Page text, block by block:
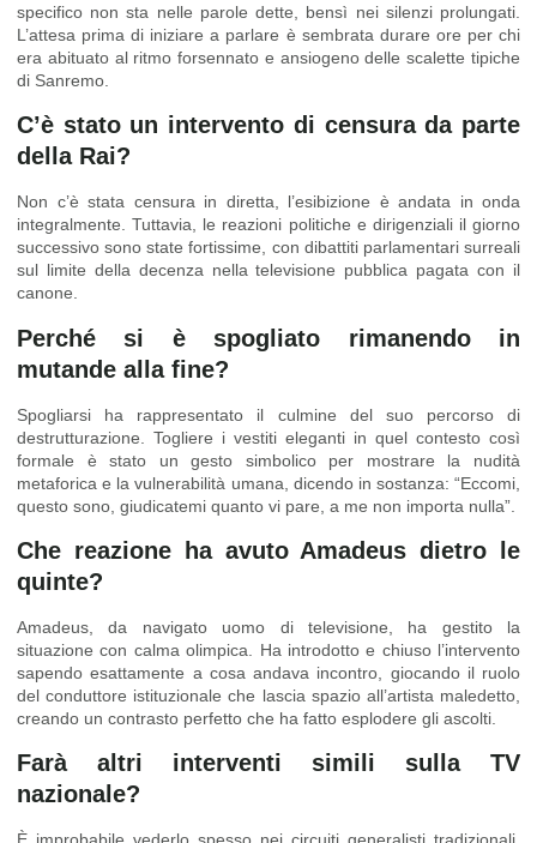
specifico non sta nelle parole dette, bensì nei silenzi prolungati.
L’attesa prima di iniziare a parlare è sembrata durare ore per chi
era abituato al ritmo forsennato e ansiogeno delle scalette tipiche
di Sanremo.
C’è stato un intervento di censura da parte
della Rai?
Non c’è stata censura in diretta, l’esibizione è andata in onda
integralmente. Tuttavia, le reazioni politiche e dirigenziali il giorno
successivo sono state fortissime, con dibattiti parlamentari surreali
sul limite della decenza nella televisione pubblica pagata con il
canone.
Perché si è spogliato rimanendo in
mutande alla fine?
Spogliarsi ha rappresentato il culmine del suo percorso di
destrutturazione. Togliere i vestiti eleganti in quel contesto così
formale è stato un gesto simbolico per mostrare la nudità
metaforica e la vulnerabilità umana, dicendo in sostanza: “Eccomi,
questo sono, giudicatemi quanto vi pare, a me non importa nulla”.
Che reazione ha avuto Amadeus dietro le
quinte?
Amadeus, da navigato uomo di televisione, ha gestito la
situazione con calma olimpica. Ha introdotto e chiuso l’intervento
sapendo esattamente a cosa andava incontro, giocando il ruolo
del conduttore istituzionale che lascia spazio all’artista maledetto,
creando un contrasto perfetto che ha fatto esplodere gli ascolti.
Farà altri interventi simili sulla TV
nazionale?